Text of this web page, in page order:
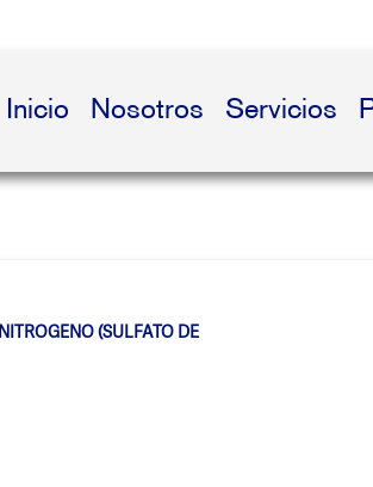
Inicio Nosotros Servicios
NITROGENO (SULFATO DE